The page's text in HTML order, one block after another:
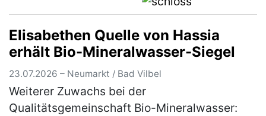
Elisabethen Quelle von Hassia
erhält Bio-Mineralwasser-Siegel
23.07.2026 – Neumarkt / Bad Vilbel
Weiterer Zuwachs bei der
Qualitätsgemeinschaft Bio-Mineralwasser: